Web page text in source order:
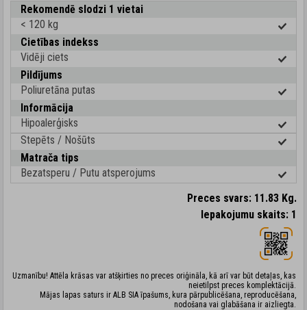
Rekomendē slodzi 1 vietai
< 120 kg
Cietības indekss
Vidēji ciets
Pildījums
Poliuretāna putas
Informācija
Hipoalerģisks
Stepēts / Nošūts
Matrača tips
Bezatsperu / Putu atsperojums
Preces svars: 11.83 Kg.
Iepakojumu skaits: 1
Uzmanību! Attēla krāsas var atšķirties no preces oriģināla, kā arī var būt detaļas, kas
neietilpst preces komplektācijā.
Mājas lapas saturs ir ALB SIA īpašums, kura pārpublicēšana, reproducēšana,
nodošana vai glabāšana ir aizliegta.